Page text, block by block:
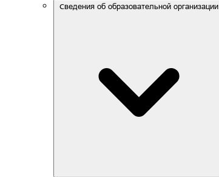
Сведения об образовательной организации